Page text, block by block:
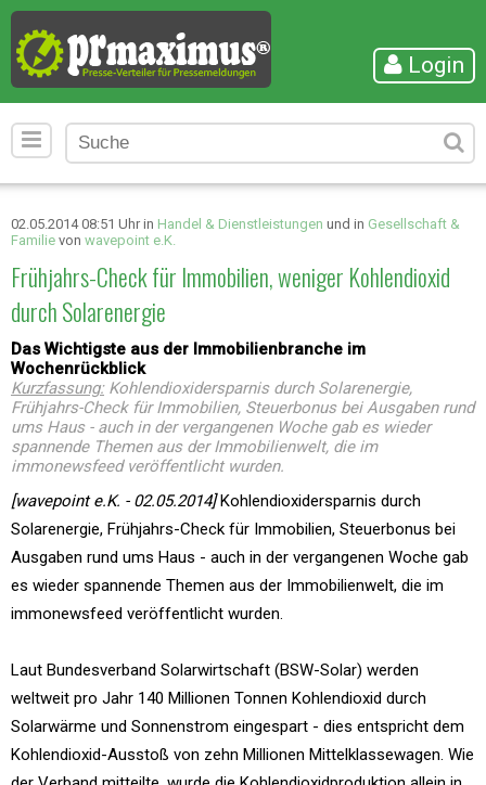
Login
02.05.2014 08:51 Uhr in Handel & Dienstleistungen und in Gesellschaft &
Familie von wavepoint e.K.
Frühjahrs-Check für Immobilien, weniger Kohlendioxid
durch Solarenergie
Das Wichtigste aus der Immobilienbranche im
Wochenrückblick
Kurzfassung:Kohlendioxidersparnis durch Solarenergie,
Frühjahrs-Check für Immobilien, Steuerbonus bei Ausgaben rund
ums Haus - auch in der vergangenen Woche gab es wieder
spannende Themen aus der Immobilienwelt, die im
immonewsfeed veröffentlicht wurden.
[wavepoint e.K. - 02.05.2014]Kohlendioxidersparnis durch
Solarenergie, Frühjahrs-Check für Immobilien, Steuerbonus bei
Ausgaben rund ums Haus - auch in der vergangenen Woche gab
es wieder spannende Themen aus der Immobilienwelt, die im
immonewsfeed veröffentlicht wurden.
Laut Bundesverband Solarwirtschaft (BSW-Solar) werden
weltweit pro Jahr 140 Millionen Tonnen Kohlendioxid durch
Solarwärme und Sonnenstrom eingespart - dies entspricht dem
Kohlendioxid-Ausstoß von zehn Millionen Mittelklassewagen. Wie